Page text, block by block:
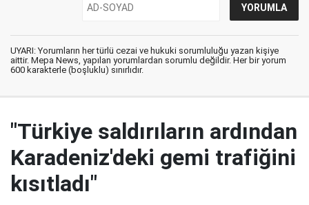
UYARI: Yorumların her türlü cezai ve hukuki sorumluluğu yazan kişiye
aittir. Mepa News, yapılan yorumlardan sorumlu değildir. Her bir yorum
600 karakterle (boşluklu) sınırlıdır.
"Türkiye saldırıların ardından
Karadeniz'deki gemi trafiğini
kısıtladı"